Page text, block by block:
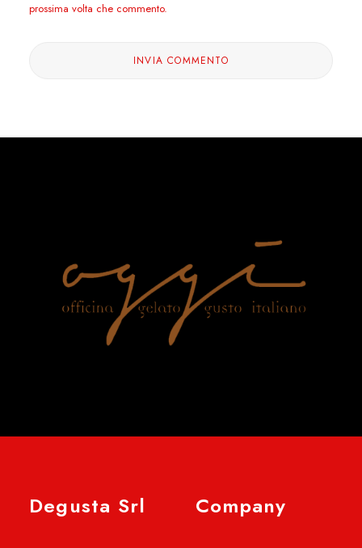
prossima volta che commento.
Degusta Srl Company